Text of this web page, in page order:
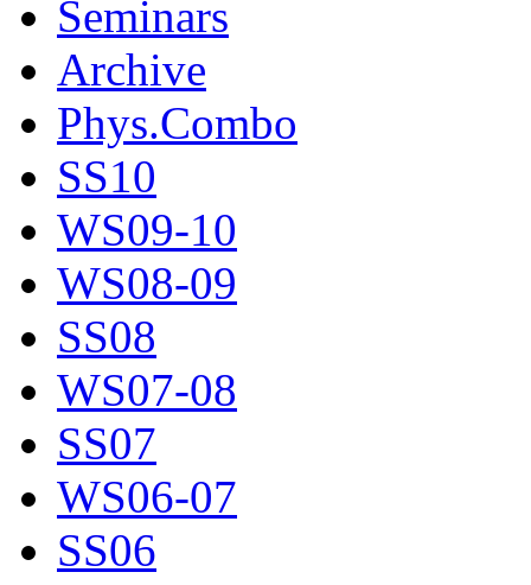
Seminars
Archive
Phys.Combo
SS10
WS09-10
WS08-09
SS08
WS07-08
SS07
WS06-07
SS06